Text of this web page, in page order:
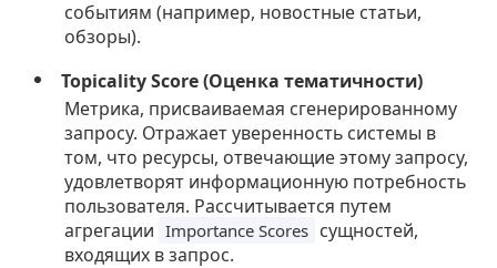
событиям (например, новостные статьи,
обзоры).
Topicality Score (Оценка тематичности)
Метрика, присваиваемая сгенерированному
запросу. Отражает уверенность системы в
том, что ресурсы, отвечающие этому запросу,
удовлетворят информационную потребность
пользователя. Рассчитывается путем
агрегации Importance Scores сущностей,
входящих в запрос.